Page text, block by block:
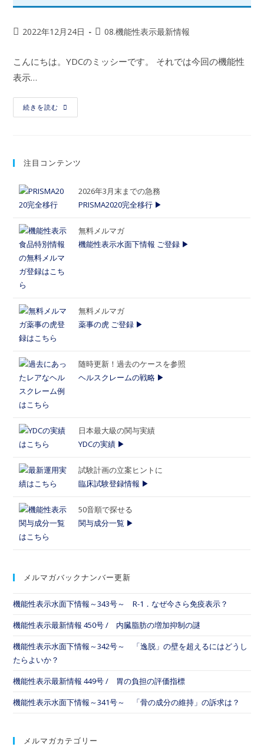
2022年12月24日 08.機能性表示最新情報
こんにちは。YDCのミッシーです。 それでは今回の機能性
表示…
続きを読む
注目コンテンツ
2026年3月末までの急務
PRISMA2020完全移行 ▶
無料メルマガ
機能性表示水面下情報 ご登録 ▶
無料メルマガ
薬事の虎 ご登録 ▶
随時更新！過去のケースを参照
ヘルスクレームの戦略 ▶
日本最大級の関与実績
YDCの実績 ▶
試験計画の立案ヒントに
臨床試験登録情報 ▶
50音順で探せる
関与成分一覧 ▶
メルマガバックナンバー更新
機能性表示水面下情報～343号～ R-1．なぜ今さら免疫表示？
機能性表示最新情報 450号 / 内臓脂肪の増加抑制の謎
機能性表示水面下情報～342号～ 「逸脱」の壁を超えるにはどうし
たらよいか？
機能性表示最新情報 449号 / 胃の負担の評価指標
機能性表示水面下情報～341号～ 「骨の成分の維持」の訴求は？
メルマガカテゴリー